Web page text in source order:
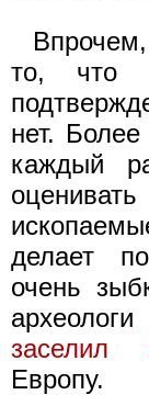
то, что
нет. Более
каждый
делает
очень
заселил
Европу.